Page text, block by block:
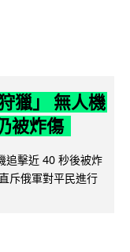
獵」 無人機
被炸傷
追擊近 40 秒後被炸
斥俄軍對平民進行